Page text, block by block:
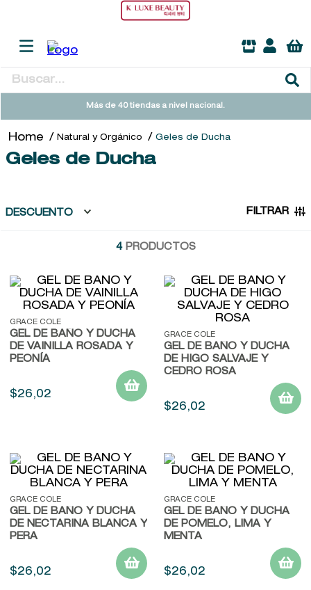
Buscar...
Más de 40 tiendas a nivel nacional.
Natural y Orgánico Geles de Ducha
Geles de Ducha
DESCUENTO FILTRAR
4 PRODUCTOS
GRACE COLE
GEL DE BAÑO Y DUCHA
DE VAINILLA ROSADA Y
PEONÍA
$26,02
GRACE COLE
GEL DE BAÑO Y DUCHA
DE HIGO SALVAJE Y
CEDRO ROSA
$26,02
GRACE COLE
GEL DE BAÑO Y DUCHA
DE NECTARINA BLANCA Y
PERA
$26,02
GRACE COLE
GEL DE BAÑO Y DUCHA
DE POMELO, LIMA Y
MENTA
$26,02
TÉRMINOS MÁS BUSCADOS
2.
sol ipanema
7.
kool beauty serum
.
ysl
9.
baylis
10. john frieda